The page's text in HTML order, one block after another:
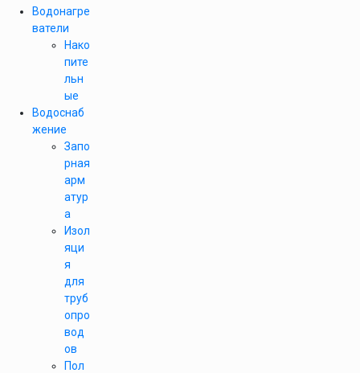
Водонагре
ватели
Нако
пите
льн
ые
Водоснаб
жение
Запо
рная
арм
атур
а
Изол
яци
я
для
труб
опро
вод
ов
Пол